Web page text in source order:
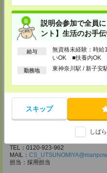
説明会参加で全員
ント】生活のお手
給与
無資格未経験：時
いOK ■扶養内OK
以上
勤務地 東神奈川駅 / 新子安
スキップ
しば
MAIL：
担当：採用担当
CS大宮支店
〒330-0854 埼玉県さいたま市大
ウイング 9階
TEL：0120-769-355
担当：採用担当
CS高崎支店
〒370-0831 群馬県高崎市あら町
MAIL：
TEL：0120-923-962
MAIL：
担当：採用担当